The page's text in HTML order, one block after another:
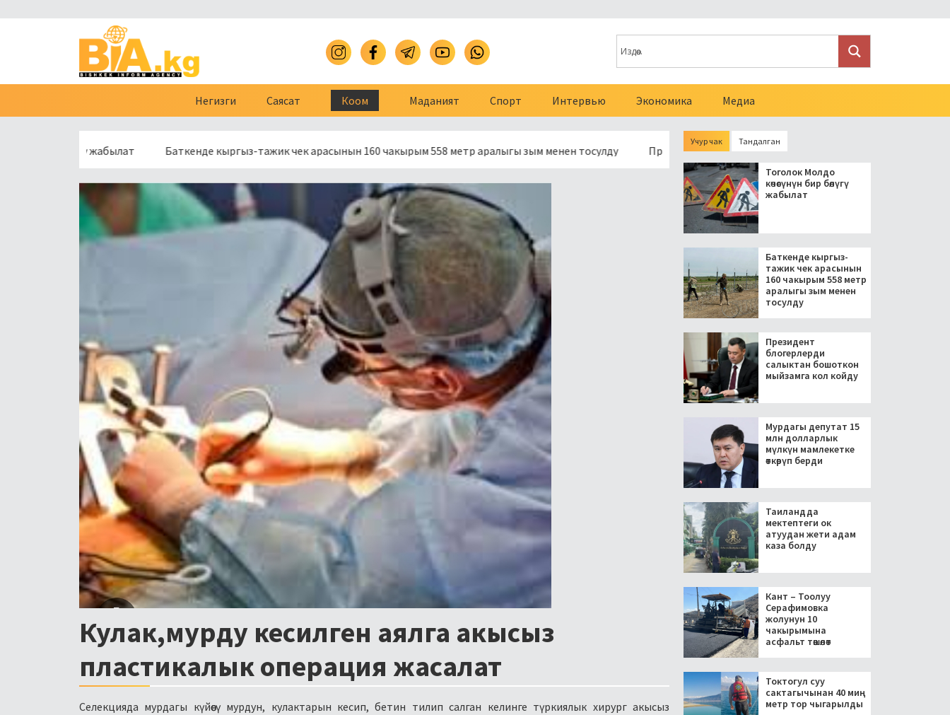
Негизги Саясат Коом Маданият Спорт Интервью Экономика Медиа
Баткенде кыргыз-тажик чек арасынын 160 чакырым 558 метр аралыгы зым менен тосулду Президент блогерлерди салыктан бошоткон мыйзамга кол койду
Кулак,мурду кесилген аялга акысыз
пластикалык операция жасалат
Селекцияда мурдагы күйөөсү мурдун, кулактарын кесип, бетин тилип салган келинге түркиялык хирург акысыз
Учур чак Тандалган
Тоголок Молдо
көчөсүнүн бир бөлүгү
жабылат
Баткенде кыргыз-
тажик чек арасынын
160 чакырым 558 метр
аралыгы зым менен
тосулду
Президент
блогерлерди
салыктан бошоткон
мыйзамга кол койду
Мурдагы депутат 15
млн долларлык
мүлкүн мамлекетке
өткөрүп берди
Таиландда
мектептеги ок
атуудан жети адам
каза болду
Кант – Тоолуу
Серафимовка
жолунун 10
чакырымына
асфальт төшөлөт
Токтогул суу
сактагычынан 40 миң
метр тор чыгарылды